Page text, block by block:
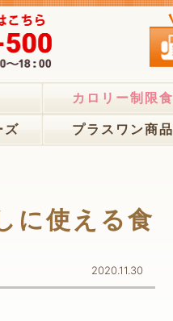
カロリー制限食
ズ プラスワン商品
に使える食
2020.11.30